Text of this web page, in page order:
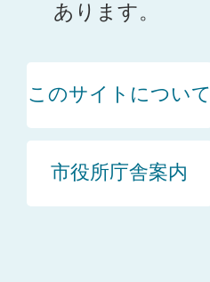
あります。
このサイトについて
市役所庁舎案内